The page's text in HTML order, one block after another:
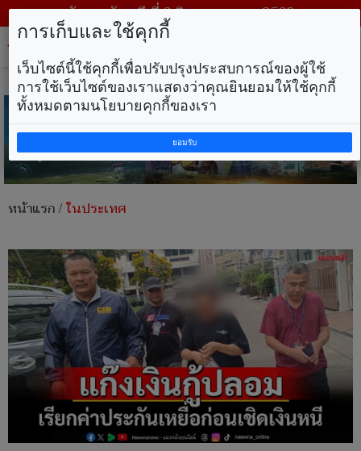
วันพฤหัสบดี ที่ 6 สิงหาคม พ.ศ. 2569
หน้าแรก/ในประเทศ
การเก็บและใช้คุกกี้
เว็บไซต์นี้ใช้คุกกี้เพื่อปรับปรุงประสบการณ์ของผู้ใช้
การใช้เว็บไซต์ของเราแสดงว่าคุณยินยอมให้ใช้คุกกี้
ทั้งหมดตามนโยบายคุกกี้ของเรา
ยอมรับ